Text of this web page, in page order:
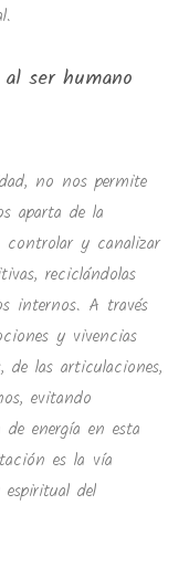
ser humano
no nos permite
aparta de la
controlar y canalizar
reciclándolas
internos. A través
y vivencias
de las articulaciones,
evitando
energía en esta
es la vía
del